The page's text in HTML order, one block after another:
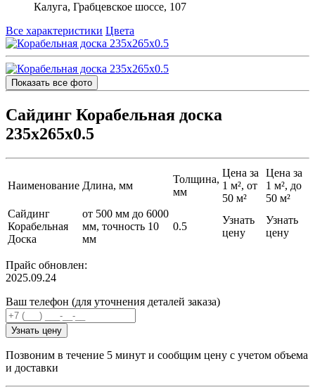
Калуга, Грабцевское шоссе, 107
Все характеристики Цвета
Показать все фото
Сайдинг Корабельная доска
235х265х0.5
Наименование Длина, мм
Толщина,
мм
Цена за
1 м², от
50 м²
Цена за
1 м², до
50 м²
Сайдинг
Корабельная
Доска
от 500 мм до 6000
мм, точность 10
мм
0.5
Узнать
цену
Узнать
цену
Прайс обновлен:
2025.09.24
Ваш телефон (для уточнения деталей заказа)
Узнать цену
Позвоним в течение 5 минут и сообщим цену с учетом объема
и доставки